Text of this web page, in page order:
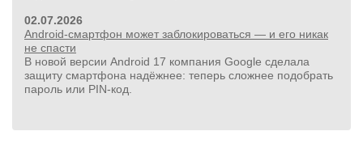
02.07.2026
Android-смартфон может заблокироваться — и его никак
не спасти
В новой версии Android 17 компания Google сделала
защиту смартфона надёжнее: теперь сложнее подобрать
пароль или PIN‑код.